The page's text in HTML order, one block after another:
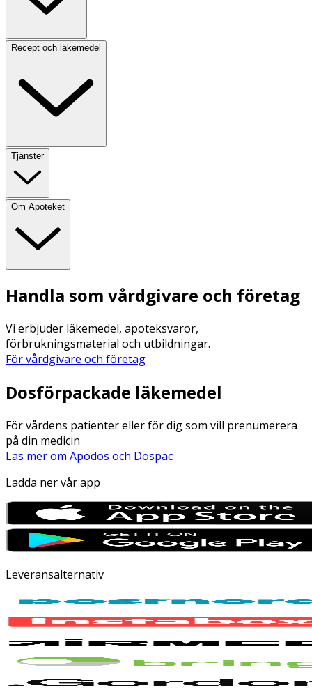
Recept och läkemedel
Tjänster
Om Apoteket
Handla som vårdgivare och företag
Vi erbjuder läkemedel, apoteksvaror,
förbrukningsmaterial och utbildningar.
För vårdgivare och företag
Dosförpackade läkemedel
För vårdens patienter eller för dig som vill prenumerera
på din medicin
Läs mer om Apodos och Dospac
Ladda ner vår app
Leveransalternativ